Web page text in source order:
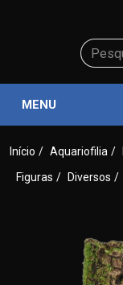
MENU
Início / Aquariofilia /
Figuras / Diversos /